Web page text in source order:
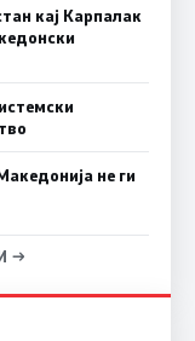
кај Карпалак
не ги
→